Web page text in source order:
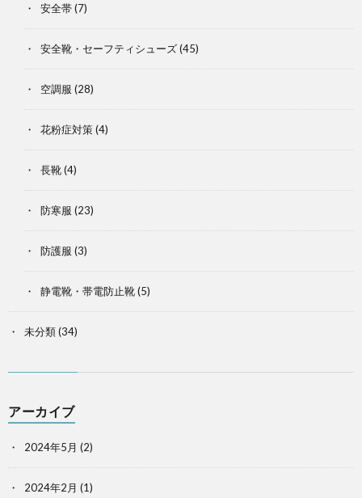
安全帯(7)
安全靴・セーフティシューズ(45)
空調服 (28)
花粉症対策(4)
長靴(4)
防寒服 (23)
防護服 (3)
静電靴・帯電防止靴(5)
未分類(34)
アーカイブ
2024年5月 (2)
2024年2月 (1)